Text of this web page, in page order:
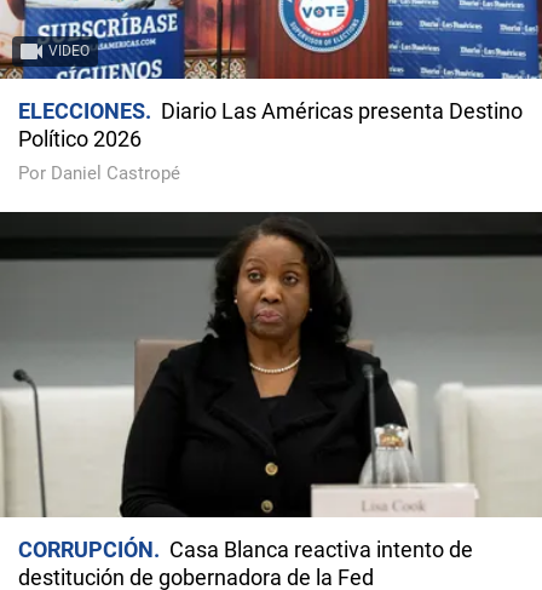
VIDEO
ELECCIONES
Diario Las Américas presenta Destino
Político 2026
Por Daniel Castropé
CORRUPCIÓN
Casa Blanca reactiva intento de
destitución de gobernadora de la Fed